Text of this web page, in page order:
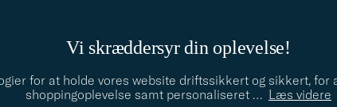
Vi skræddersyr din oplevelse!
for at holde vores website driftssikkert og sikkert,
shoppingoplevelse samt personaliseret … Læs videre
Facebook